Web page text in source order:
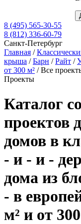
8 (495) 565-30-55
8 (812) 336-60-79
Санкт-Петербург
Главная /
крыша /Барн /Райт /
от 300 м² /Все
Проекты
Каталог
проектов
домов в
- и - и -
дома из
- в
м² и от